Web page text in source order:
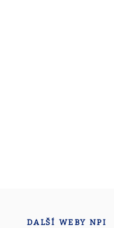
DALŠÍ WEBY NPI